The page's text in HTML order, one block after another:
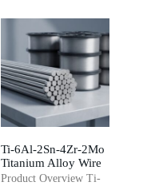
Ti-6Al-2Sn-4Zr-2Mo
Titanium Alloy Wire
Product Overview Ti-